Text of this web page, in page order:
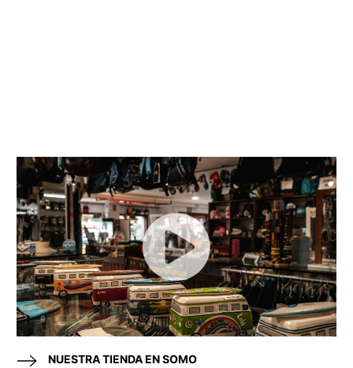
NUESTRA TIENDA EN SOMO